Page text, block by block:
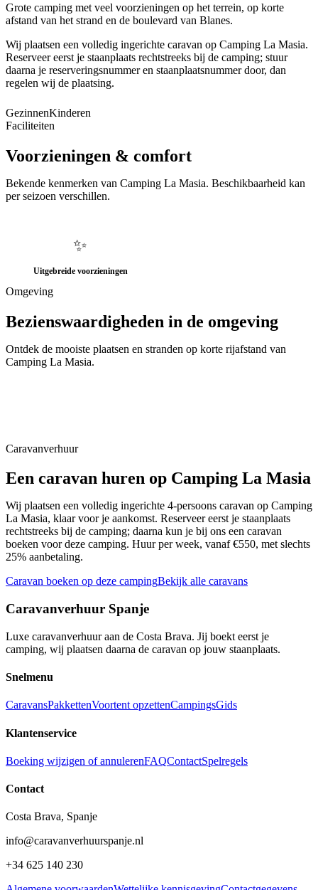
Grote camping met veel voorzieningen op het terrein, op korte
afstand van het strand en de boulevard van Blanes.
Wij plaatsen een volledig ingerichte caravan op Camping La Masia.
Reserveer eerst je staanplaats rechtstreeks bij de camping; stuur
daarna je reserveringsnummer en staanplaatsnummer door, dan
regelen wij de plaatsing.
GezinnenKinderen
Faciliteiten
Voorzieningen & comfort
Bekende kenmerken van Camping La Masia. Beschikbaarheid kan
per seizoen verschillen.
✨
Uitgebreide voorzieningen
Omgeving
Bezienswaardigheden in de omgeving
Ontdek de mooiste plaatsen en stranden op korte rijafstand van
Camping La Masia.
Blanes
📍Selva
Tossa de Mar
Lloret de Mar
Caravanverhuur
Een caravan huren op Camping La Masia
Wij plaatsen een volledig ingerichte 4-persoons caravan op Camping
La Masia, klaar voor je aankomst. Reserveer eerst je staanplaats
rechtstreeks bij de camping; daarna kun je bij ons een caravan
boeken voor deze camping. Huur per week, vanaf €550, met slechts
25% aanbetaling.
Caravan boeken op deze campingBekijk alle caravans
Caravanverhuur Spanje
Luxe caravanverhuur aan de Costa Brava. Jij boekt eerst je
camping, wij plaatsen daarna de caravan op jouw staanplaats.
Snelmenu
CaravansPakkettenVoortent opzettenCampingsGids
Klantenservice
Boeking wijzigen of annulerenFAQContactSpelregels
Contact
Costa Brava, Spanje
info@caravanverhuurspanje.nl
+34 625 140 230